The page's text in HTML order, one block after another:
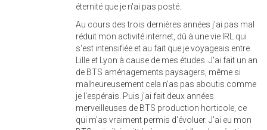
éternité que je n'ai pas posté.
Au cours des trois dernières années j'ai pas mal
réduit mon activité internet, dû à une vie IRL qui
s'est intensifiée et au fait que je voyageais entre
Lille et Lyon à cause de mes études. J'ai fait un an
de BTS aménagements paysagers, même si
malheureusement cela n'as pas aboutis comme
je l'espérais. Puis j'ai fait deux années
merveilleuses de BTS production horticole, ce
qui m'as vraiment permis d'évoluer. J'ai eu mon